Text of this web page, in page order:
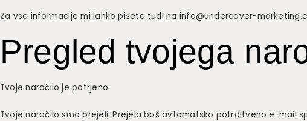
Za vse informacije mi lahko pišete tudi na info@undercover-
Pregled tvojega
Tvoje naročilo je potrjeno.
Tvoje naročilo smo prejeli. Prejela boš avtomatsko potrditveno e-mail